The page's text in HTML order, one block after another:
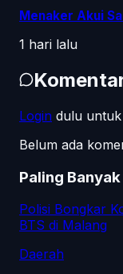
Menaker Akui
1 hari lalu
Login dulu
Belum ada
Paling
Polisi Bongkar
BTS di Malang
Daerah